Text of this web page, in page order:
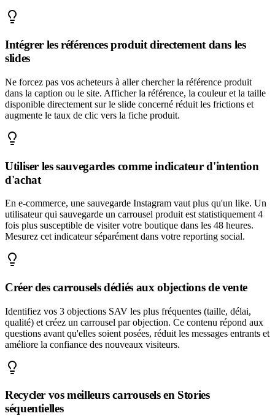
Intégrer les références produit directement dans les
slides
Ne forcez pas vos acheteurs à aller chercher la référence produit
dans la caption ou le site. Afficher la référence, la couleur et la taille
disponible directement sur le slide concerné réduit les frictions et
augmente le taux de clic vers la fiche produit.
Utiliser les sauvegardes comme indicateur d'intention
d'achat
En e-commerce, une sauvegarde Instagram vaut plus qu'un like. Un
utilisateur qui sauvegarde un carrousel produit est statistiquement 4
fois plus susceptible de visiter votre boutique dans les 48 heures.
Mesurez cet indicateur séparément dans votre reporting social.
Créer des carrousels dédiés aux objections de vente
Identifiez vos 3 objections SAV les plus fréquentes (taille, délai,
qualité) et créez un carrousel par objection. Ce contenu répond aux
questions avant qu'elles soient posées, réduit les messages entrants et
améliore la confiance des nouveaux visiteurs.
Recycler vos meilleurs carrousels en Stories
séquentielles